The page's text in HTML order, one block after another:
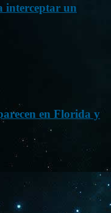
interceptar un
en Florida y